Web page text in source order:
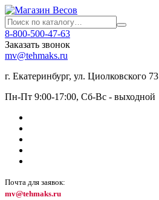
8-800-500-47-63
Заказать звонок
mv@tehmaks.ru
г. Екатеринбург, ул. Циолковского 73
Пн-Пт 9:00-17:00, Сб-Вс - выходной
Почта для заявок:
mv@tehmaks.ru